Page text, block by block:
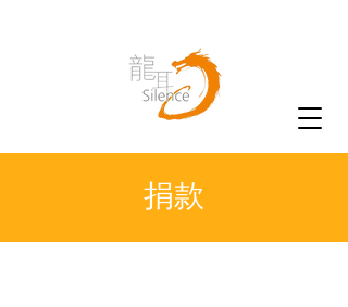
捐款